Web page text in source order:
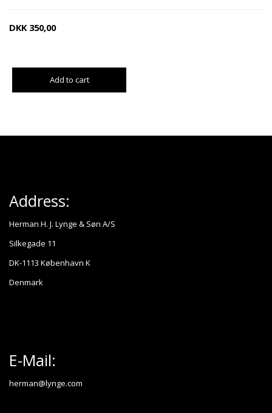
DKK 350,00
Add to cart
Address:
Herman H. J. Lynge & Søn A/S
Silkegade 11
DK-1113 København K
Denmark
E-Mail:
herman@lynge.com